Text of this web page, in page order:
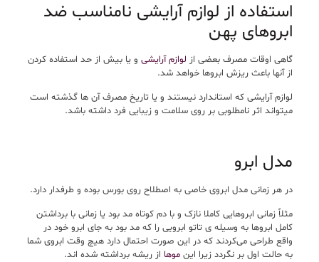
استفاده از لوازم آرایشی نامناسب ضد
ابروهای پهن
گاهی اوقات مصرف بعضی از لوازم آرایشیو یا بیش از حد استفاده کردن
از آنها باعث ریزش ابروها خواهد شد.
لوازم آرایشی که استاندارد نیستند و یا تاریخ مصرف آن ها گذشته است
میتواند اثر نامطلوبی بر روی سلامت و زیبایی فرد داشته باشد.
مدل ابرو
در هر زمانی مدل ابروی خاصی به اصطلاح روی بورس بوده و طرفدار دارد.
مثلاً زمانی ابروهایی کاملا نازک و با دم کوتاه مد بود یا زمانی با برداشتن
کامل ابروها به وسیله ی تاتو ابرویی را که مد بود به جای ابرو خود در
واقع طراحی می‌کردند که در این صورت احتمال دارد هیچ وقت ابروی شما
به حالت اول بر نگردد زیرا این موها از ریشه برداشته شده اند.